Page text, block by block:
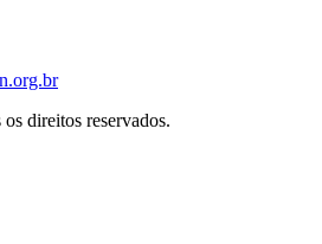
direitos reservados.